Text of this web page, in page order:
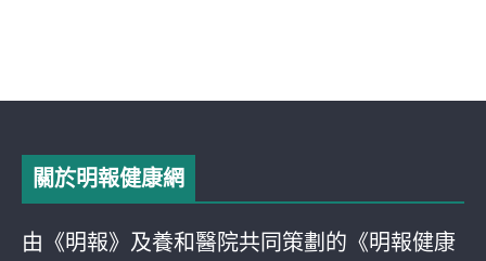
關於明報健康網
由《明報》及養和醫院共同策劃的《明報健康